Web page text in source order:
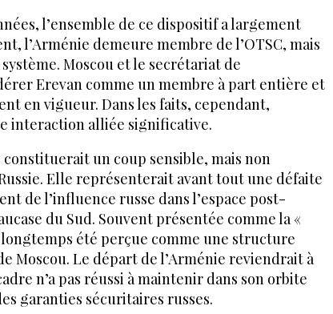
l’ensemble de ce dispositif a largement
l’Arménie demeure membre de l’OTSC, mais
Moscou et le secrétariat de
Erevan comme un membre à part entière et
en vigueur. Dans les faits, cependant,
interaction alliée significative.
un coup sensible, mais non
Elle représenterait avant tout une défaite
de l’influence russe dans l’espace post-
du Sud. Souvent présentée comme la «
longtemps été perçue comme une structure
Moscou. Le départ de l’Arménie reviendrait à
n’a pas réussi à maintenir dans son orbite
garanties sécuritaires russes.